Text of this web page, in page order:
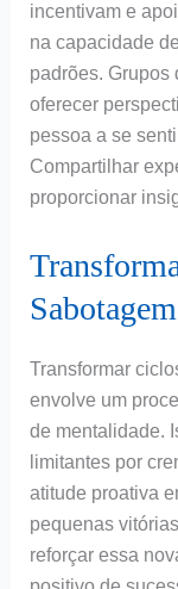
incentivam e
na capacidade
padrões. Grupos
oferecer
pessoa a se
Compartilhar
proporcionar
Transformar
envolve um
de mentalidade.
limitantes por
atitude proativa
pequenas
reforçar essa